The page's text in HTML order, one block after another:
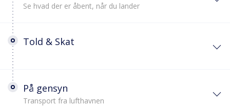
Se hvad der er åbent, når du lander
Told & Skat
På gensyn
Transport fra lufthavnen